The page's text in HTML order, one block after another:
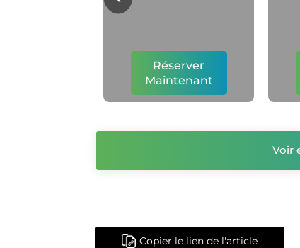
Réserver
Maintenant
Voir
Copier le lien de l'article